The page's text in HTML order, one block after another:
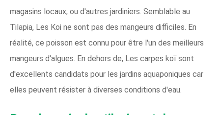
magasins locaux, ou d'autres jardiniers. Semblable au
Tilapia, Les Koi ne sont pas des mangeurs difficiles. En
réalité, ce poisson est connu pour être l'un des meilleurs
mangeurs d'algues. En dehors de, Les carpes koï sont
d'excellents candidats pour les jardins aquaponiques car
elles peuvent résister à diverses conditions d'eau.